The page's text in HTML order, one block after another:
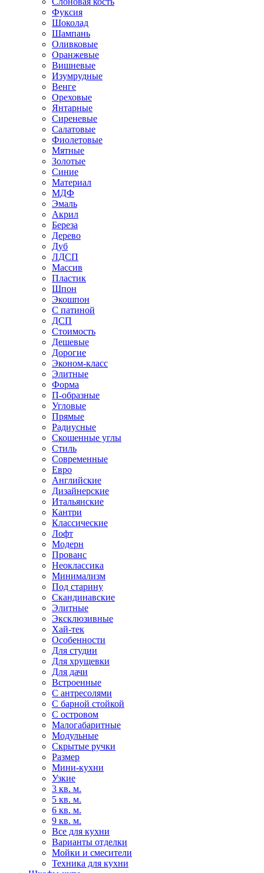
Фуксия
Шоколад
Шампань
Оливковые
Оранжевые
Вишневые
Изумрудные
Венге
Ореховые
Янтарные
Сиреневые
Салатовые
Фиолетовые
Мятные
Золотые
Синие
Материал
МДФ
Эмаль
Акрил
Береза
Дерево
Дуб
ЛДСП
Массив
Пластик
Шпон
Экошпон
С патиной
ДСП
Стоимость
Дешевые
Дорогие
Эконом-класс
Элитные
Форма
П-образные
Угловые
Прямые
Радиусные
Скошенные углы
Стиль
Современные
Евро
Английские
Дизайнерские
Итальянские
Кантри
Классические
Лофт
Модерн
Прованс
Неоклассика
Минимализм
Под старину
Скандинавские
Элитные
Эксклюзивные
Хай-тек
Особенности
Для студии
Для хрущевки
Для дачи
Встроенные
С антресолями
С барной стойкой
С островом
Малогабаритные
Модульные
Скрытые ручки
Размер
Мини-кухни
Узкие
3 кв. м.
5 кв. м.
6 кв. м.
9 кв. м.
Все для кухни
Варианты отделки
Мойки и смесители
Техника для кухни